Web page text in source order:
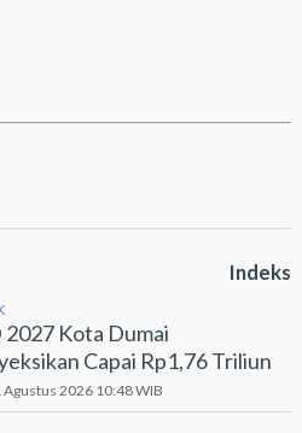
Indeks
2027 Kota Dumai
Capai Rp1,76 Triliun
Agustus 2026 10:48 WIB